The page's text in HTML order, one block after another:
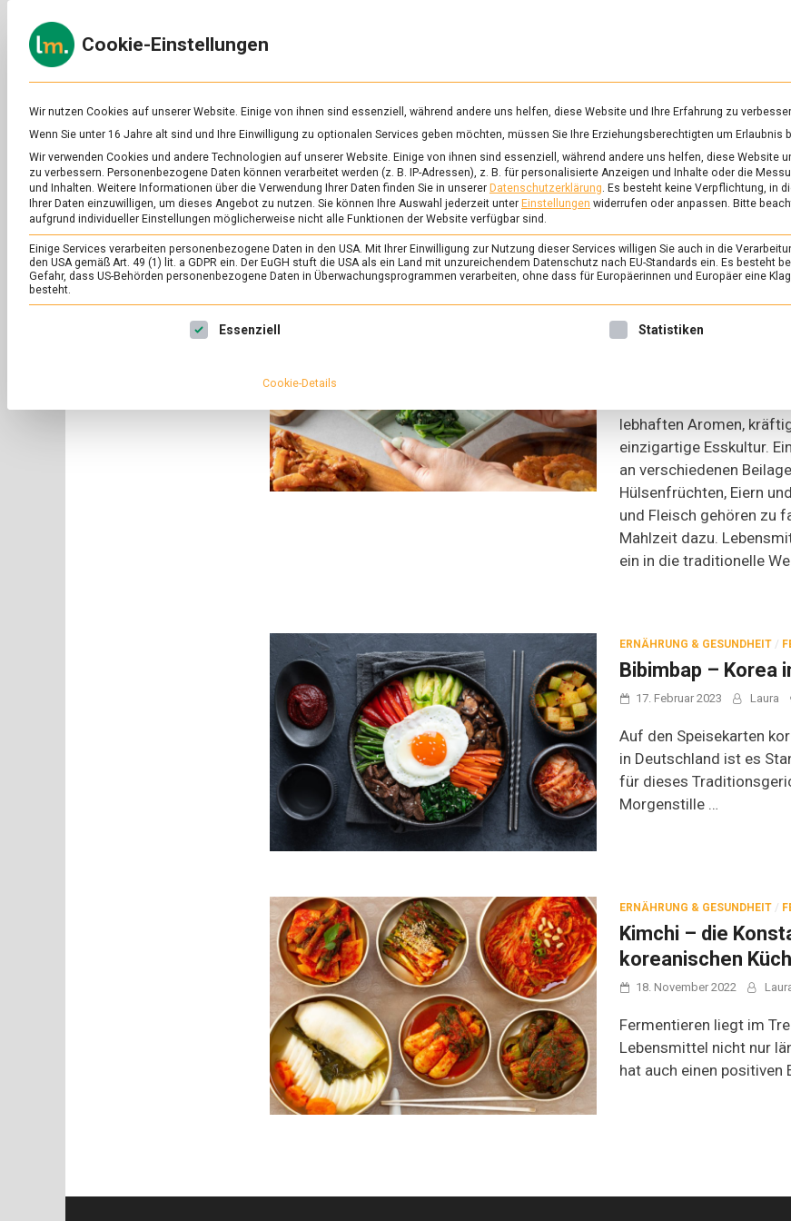
to
content
zu
&
Ernährung
AUTOR:
Laura arbeitet seit März 2022 als Referentin für Digitale Kommunikation
Deutschland. Sie hat fünf Jahre in Südkorea gelebt und schreibt daher mit
asiatische Küche und kulturelle Gepflogenheiten in Südostasien.
ERNÄHRUNG & GESUNDHEIT
Banchan, die
Koreas
lebhaften Aromen,
einzigartige Esskultur.
an verschiedenen
Hülsenfrüchten, Eiern
und Fleisch gehören zu
Mahlzeit dazu.
ein in die traditionelle
ERNÄHRUNG & GESUNDHEIT /
Bibimbap – Korea
17. Februar 2023 Laura
Auf den Speisekarten
in Deutschland ist es
für dieses
Morgenstille …
ERNÄHRUNG & GESUNDHEIT /
Kimchi – die
koreanischen
18. November 2022
Fermentieren liegt im
Lebensmittel nicht nur
hat auch einen positiven
Cookie-Einstellungen
Wir nutzen Cookies auf unserer Website. Einige von ihnen sind essenziell, während andere uns helfen, diese Website und Ihre Erfahrung zu
Wenn Sie unter 16 Jahre alt sind und Ihre Einwilligung zu optionalen Services geben möchten, müssen Sie Ihre Erziehungsberechtigten um Erlaubnis
Wir verwenden Cookies und andere Technologien auf unserer Website. Einige von ihnen sind essenziell, während andere uns helfen, diese Website
zu verbessern. Personenbezogene Daten können verarbeitet werden (z. B. IP-Adressen), z. B. für personalisierte Anzeigen und Inhalte oder die
und Inhalten. Weitere Informationen über die Verwendung Ihrer Daten finden Sie in unserer Datenschutzerklärung. Es besteht keine Verpflichtung, in
Ihrer Daten einzuwilligen, um dieses Angebot zu nutzen. Sie können Ihre Auswahl jederzeit unter Einstellungen widerrufen oder anpassen. Bitte
aufgrund individueller Einstellungen möglicherweise nicht alle Funktionen der Website verfügbar sind.
Einige Services verarbeiten personenbezogene Daten in den USA. Mit Ihrer Einwilligung zur Nutzung dieser Services willigen Sie auch in die
den USA gemäß Art. 49 (1) lit. a GDPR ein. Der EuGH stuft die USA als ein Land mit unzureichendem Datenschutz nach EU-Standards ein. Es besteht
Gefahr, dass US-Behörden personenbezogene Daten in Überwachungsprogrammen verarbeiten, ohne dass für Europäerinnen und Europäer eine
besteht.
Es folgt eine Liste der Service-Gruppen, für die eine Einwilligung erteilt werden kann. Die erste Service-Gruppe
Essenziell Statistiken
Cookie-Details